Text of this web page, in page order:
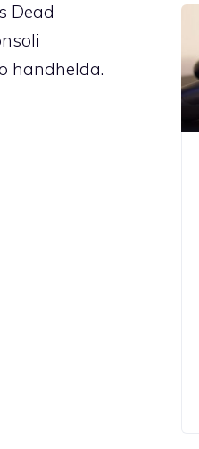
Dead
handhelda.